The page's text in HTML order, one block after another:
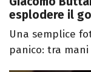
esplodere il
Una semplice
panico: tra